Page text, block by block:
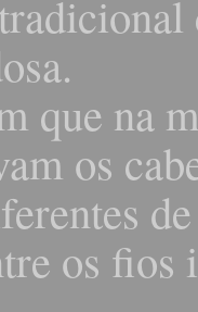
que na
os
os fios